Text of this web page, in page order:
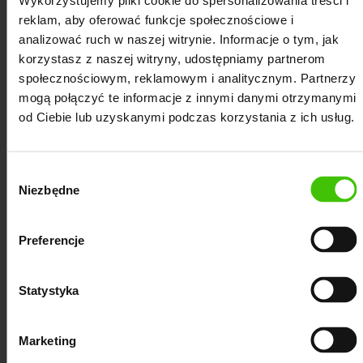
reklam, aby oferować funkcje społecznościowe i
analizować ruch w naszej witrynie. Informacje o tym, jak
korzystasz z naszej witryny, udostępniamy partnerom
społecznościowym, reklamowym i analitycznym. Partnerzy
mogą połączyć te informacje z innymi danymi otrzymanymi
od Ciebie lub uzyskanymi podczas korzystania z ich usług.
zgody
Niezbędne
Preferencje
Statystyka
Marketing
kluczowych,
przedstawiamy propozycje stron
docelowych,
opracowujemy strategię Google Ads,
określamy cele kampanii.
II. Tworzenie kampanii Google Ads przez
Na sukces kampanii wpływa wiele